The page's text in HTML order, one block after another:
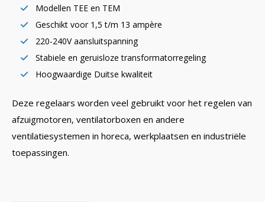
Modellen TEE en TEM
Geschikt voor 1,5 t/m 13 ampère
220-240V aansluitspanning
Stabiele en geruisloze transformatorregeling
Hoogwaardige Duitse kwaliteit
Deze regelaars worden veel gebruikt voor het regelen van
afzuigmotoren, ventilatorboxen en andere
ventilatiesystemen in horeca, werkplaatsen en industriële
toepassingen.